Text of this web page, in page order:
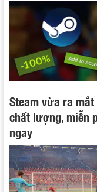
Steam vừa ra
chất lượng, miễn
ngay